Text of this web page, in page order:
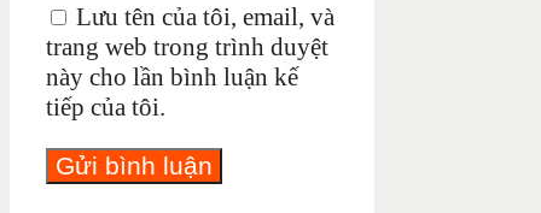
Lưu tên của tôi, email, và
trang web trong trình duyệt
này cho lần bình luận kế
tiếp của tôi.